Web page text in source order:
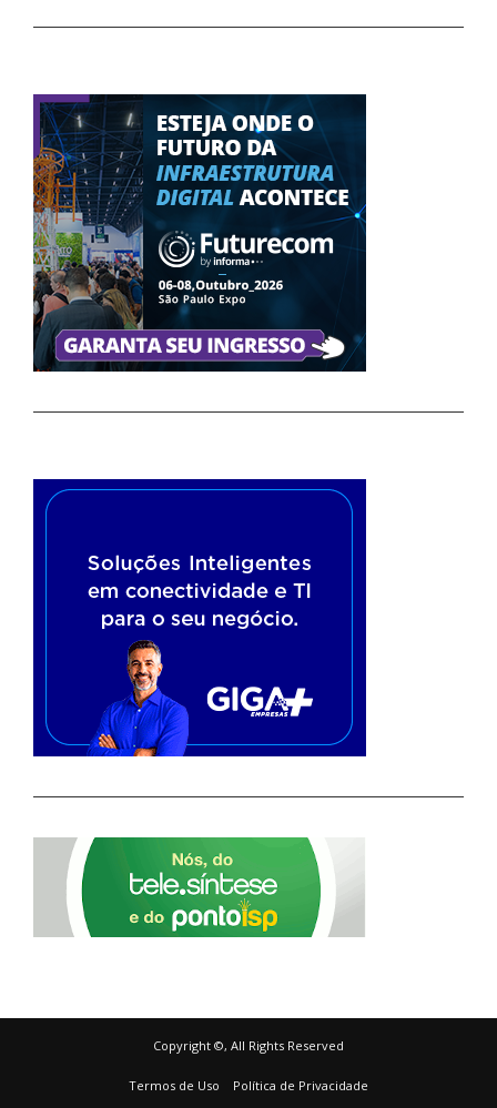
Copyright ©, All Rights Reserved
Termos de Uso Política de Privacidade